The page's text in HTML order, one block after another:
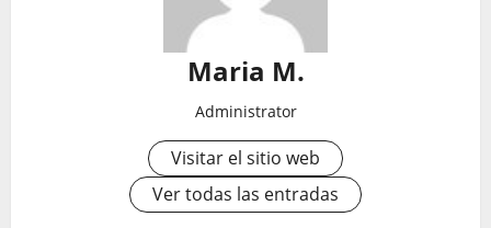
Maria M.
Administrator
Visitar el sitio web
Ver todas las entradas